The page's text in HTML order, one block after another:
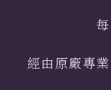
經由原廠專